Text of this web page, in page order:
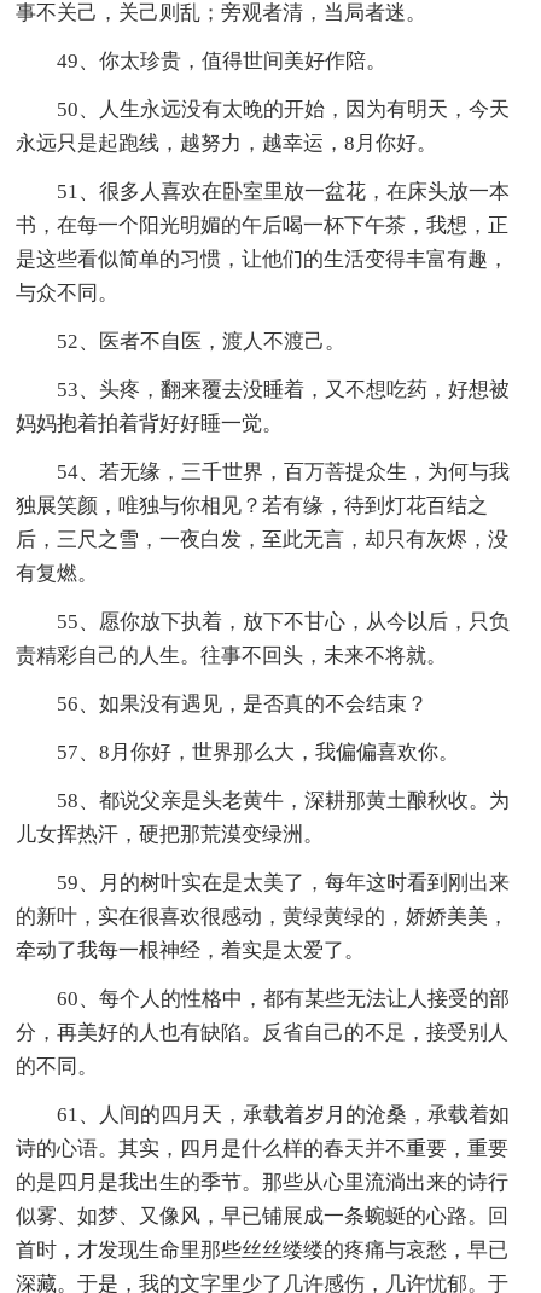
事不关己，关己则乱；旁观者清，当局者迷。
49、你太珍贵，值得世间美好作陪。
50、人生永远没有太晚的开始，因为有明天，今天
永远只是起跑线，越努力，越幸运，8月你好。
51、很多人喜欢在卧室里放一盆花，在床头放一本
书，在每一个阳光明媚的午后喝一杯下午茶，我想，正
是这些看似简单的习惯，让他们的生活变得丰富有趣，
与众不同。
52、医者不自医，渡人不渡己。
53、头疼，翻来覆去没睡着，又不想吃药，好想被
妈妈抱着拍着背好好睡一觉。
54、若无缘，三千世界，百万菩提众生，为何与我
独展笑颜，唯独与你相见？若有缘，待到灯花百结之
后，三尺之雪，一夜白发，至此无言，却只有灰烬，没
有复燃。
55、愿你放下执着，放下不甘心，从今以后，只负
责精彩自己的人生。往事不回头，未来不将就。
56、如果没有遇见，是否真的不会结束？
57、8月你好，世界那么大，我偏偏喜欢你。
58、都说父亲是头老黄牛，深耕那黄土酿秋收。为
儿女挥热汗，硬把那荒漠变绿洲。
59、月的树叶实在是太美了，每年这时看到刚出来
的新叶，实在很喜欢很感动，黄绿黄绿的，娇娇美美，
牵动了我每一根神经，着实是太爱了。
60、每个人的性格中，都有某些无法让人接受的部
分，再美好的人也有缺陷。反省自己的不足，接受别人
的不同。
61、人间的四月天，承载着岁月的沧桑，承载着如
诗的心语。其实，四月是什么样的春天并不重要，重要
的是四月是我出生的季节。那些从心里流淌出来的诗行
似雾、如梦、又像风，早已铺展成一条蜿蜒的心路。回
首时，才发现生命里那些丝丝缕缕的疼痛与哀愁，早已
深藏。于是，我的文字里少了几许感伤，几许忧郁。于